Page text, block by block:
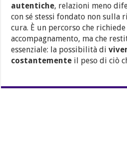
autentiche, relazioni meno
con sé stessi fondato non sulla
cura. È un percorso che
accompagnamento, ma che
essenziale: la possibilità di
costantemente il peso di ciò